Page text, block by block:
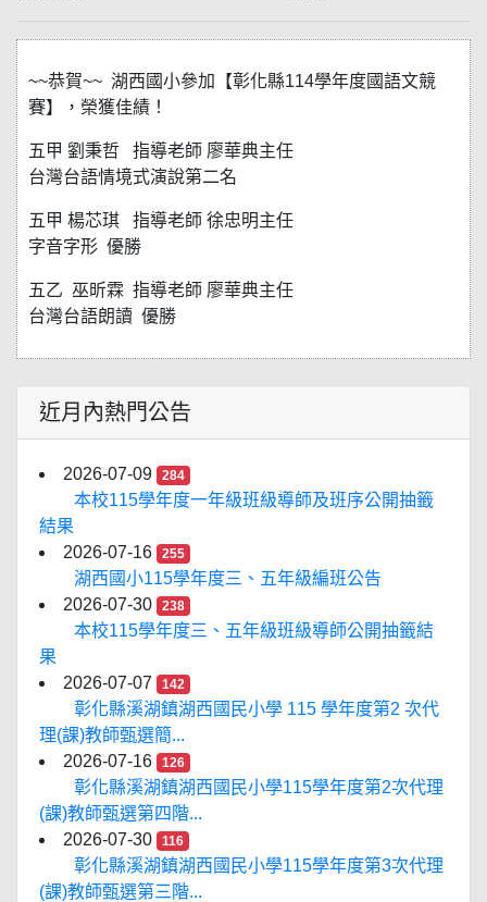
~~恭賀~~ 湖西國小參加【彰化縣114學年度國語文競
賽】，榮獲佳績！
五甲 劉秉哲 指導老師 廖華典主任
台灣台語情境式演說第二名
五甲 楊芯琪 指導老師 徐忠明主任
字音字形 優勝
五乙 巫昕霖 指導老師 廖華典主任
台灣台語朗讀 優勝
近月內熱門公告
2026-07-09 284
本校115學年度一年級班級導師及班序公開抽籤
結果
2026-07-16
255
湖西國小115學年度三、五年級編班公告
2026-07-30
238
本校115學年度三、五年級班級導師公開抽籤結
果
2026-07-07
142
彰化縣溪湖鎮湖西國民小學 115 學年度第2 次代
理(課)教師甄選簡...
2026-07-16
126
彰化縣溪湖鎮湖西國民小學115學年度第2次代理
(課)教師甄選第四階...
2026-07-30
116
彰化縣溪湖鎮湖西國民小學115學年度第3次代理
(課)教師甄選第三階...